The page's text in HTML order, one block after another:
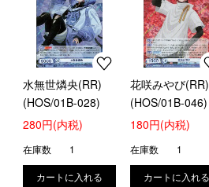
水無世燐央(RR)
(HOS/01B-028)
280円(内税)
在庫数 1
花咲みやび(RR)
(HOS/01B-046)
180円(内税)
在庫数 1